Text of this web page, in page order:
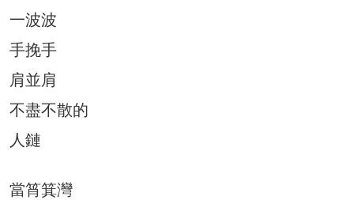
一波波
手挽手
肩並肩
不盡不散的
人鏈
當筲箕灣